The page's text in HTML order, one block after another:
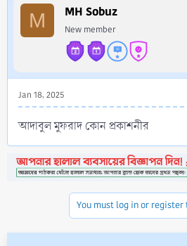
M MH Sobuz
New member
Jan 18, 2025
আদাবুল মুফরাদ কোন প্রকাশনীর
You must log in or register